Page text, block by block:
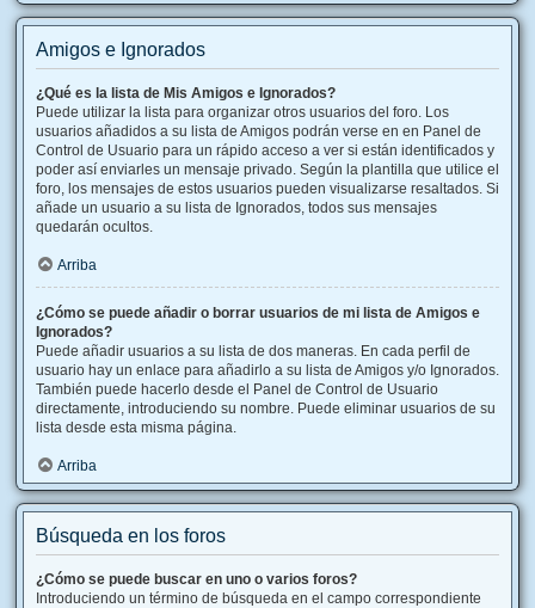
Amigos e Ignorados
¿Qué es la lista de Mis Amigos e Ignorados?
Puede utilizar la lista para organizar otros usuarios del foro. Los
usuarios añadidos a su lista de Amigos podrán verse en en Panel de
Control de Usuario para un rápido acceso a ver si están identificados y
poder así enviarles un mensaje privado. Según la plantilla que utilice el
foro, los mensajes de estos usuarios pueden visualizarse resaltados. Si
añade un usuario a su lista de Ignorados, todos sus mensajes
quedarán ocultos.
Arriba
¿Cómo se puede añadir o borrar usuarios de mi lista de Amigos e
Ignorados?
Puede añadir usuarios a su lista de dos maneras. En cada perfil de
usuario hay un enlace para añadirlo a su lista de Amigos y/o Ignorados.
También puede hacerlo desde el Panel de Control de Usuario
directamente, introduciendo su nombre. Puede eliminar usuarios de su
lista desde esta misma página.
Arriba
Búsqueda en los foros
¿Cómo se puede buscar en uno o varios foros?
Introduciendo un término de búsqueda en el campo correspondiente